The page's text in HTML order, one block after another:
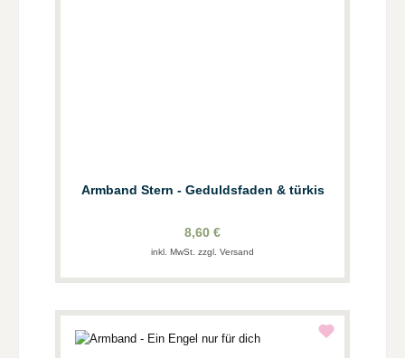
Armband Stern - Geduldsfaden & türkis
8,60 €
inkl. MwSt. zzgl. Versand